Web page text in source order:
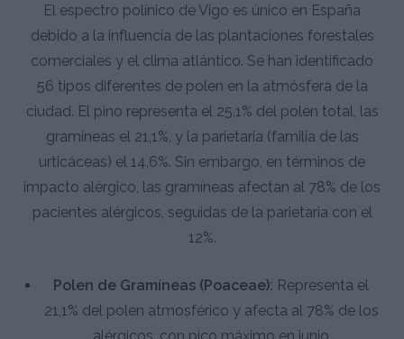
El espectro polínico de Vigo es único en España
debido a la influencia de las plantaciones forestales
comerciales y el clima atlántico. Se han identificado
56 tipos diferentes de polen en la atmósfera de la
ciudad. El pino representa el 25,1% del polen total, las
gramíneas el 21,1%, y la parietaria (familia de las
urticáceas) el 14,6%. Sin embargo, en términos de
impacto alérgico, las gramíneas afectan al 78% de los
pacientes alérgicos, seguidas de la parietaria con el
12%.
Polen de Gramíneas (Poaceae): Representa el
21,1% del polen atmosférico y afecta al 78% de los
alérgicos, con pico máximo en junio